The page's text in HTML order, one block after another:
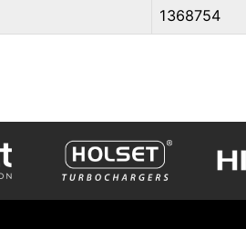
1368754